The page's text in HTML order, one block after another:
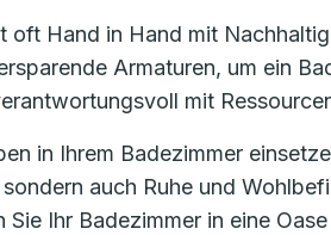
oft Hand in Hand mit
Armaturen, um ein
mit
in Ihrem Badezimmer
auch Ruhe und
Ihr Badezimmer in eine